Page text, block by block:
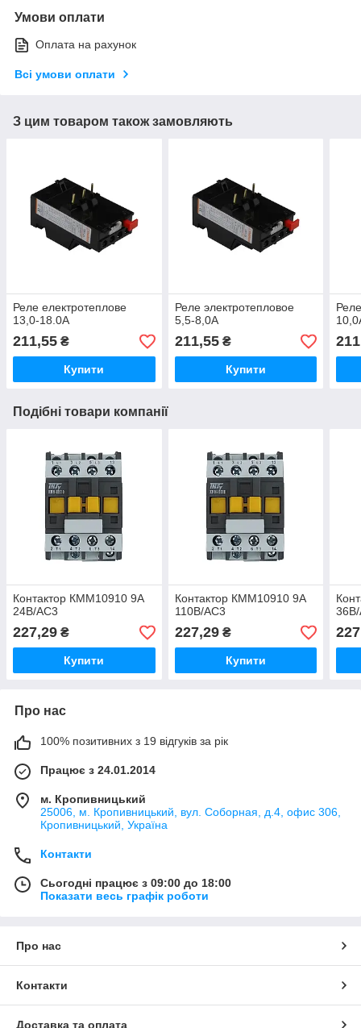
Умови оплати
Оплата на рахунок
Всі умови оплати
З цим товаром також замовляють
Реле електротеплове
13,0-18.0А
211,55 ₴
Купити
Реле электротепловое
5,5-8,0А
211,55₴
Купити
Подібні товари компанії
Контактор КММ10910 9А
24В/АС3
227,29 ₴
Купити
Контактор КММ10910 9А
110В/АС3
227,29₴
Купити
Про нас
100% позитивних з 19 відгуків за рік
Працює з 24.01.2014
м. Кропивницький
25006, м. Кропивницький, вул. Соборная, д.4, офис 306,
Кропивницький, Україна
Контакти
Сьогодні працює з 09:00 до 18:00
Показати весь графік роботи
Про нас
Контакти
Доставка та оплата